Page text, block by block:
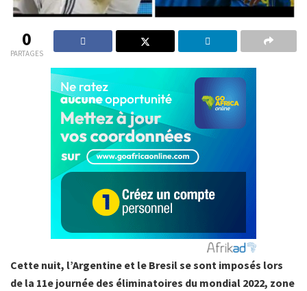
0
PARTAGES
Cette nuit, l’Argentine et le Bresil se sont imposés lors
de la 11e journée des éliminatoires du mondial 2022, zone